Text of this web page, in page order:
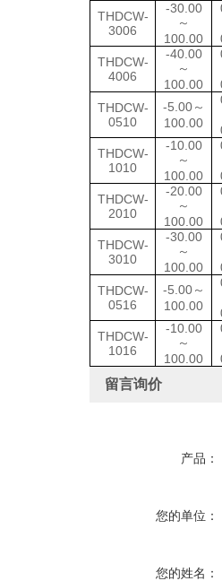
THDCW-
3006
-30.00
～
100.00
THDCW-
4006
-40.00
～
100.00
THDCW-
0510
-5.00～
100.00
THDCW-
1010
-10.00
～
100.00
THDCW-
2010
-20.00
～
100.00
THDCW-
3010
-30.00
～
100.00
THDCW-
0516
-5.00～
100.00
THDCW-
1016
-10.00
～
100.00
留言询价
产品：
您的单位：
您的姓名：